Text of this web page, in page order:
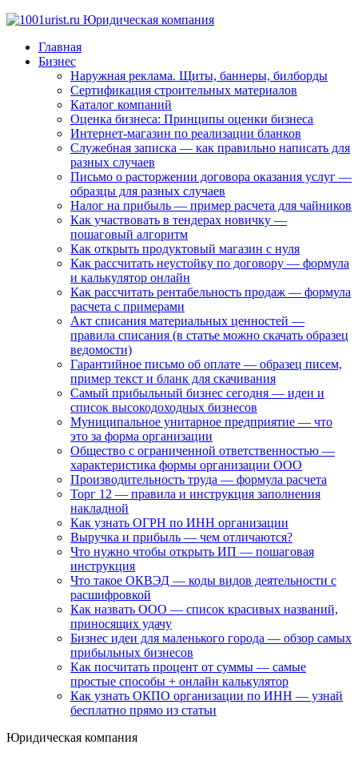
Главная
Бизнес
Наружная реклама. Щиты, баннеры, билборды
Сертификация строительных материалов
Каталог компаний
Оценка бизнеса: Принципы оценки бизнеса
Интернет-магазин по реализации бланков
Служебная записка — как правильно написать для
разных случаев
Письмо о расторжении договора оказания услуг —
образцы для разных случаев
Налог на прибыль — пример расчета для чайников
Как участвовать в тендерах новичку —
пошаговый алгоритм
Как открыть продуктовый магазин с нуля
Как рассчитать неустойку по договору — формула
и калькулятор онлайн
Как рассчитать рентабельность продаж — формула
расчета с примерами
Акт списания материальных ценностей —
правила списания (в статье можно скачать образец
ведомости)
Гарантийное письмо об оплате — образец писем,
пример текст и бланк для скачивания
Самый прибыльный бизнес сегодня — идеи и
список высокодоходных бизнесов
Муниципальное унитарное предприятие — что
это за форма организации
Общество с ограниченной ответственностью —
характеристика формы организации ООО
Производительность труда — формула расчета
Торг 12 — правила и инструкция заполнения
накладной
Как узнать ОГРН по ИНН организации
Выручка и прибыль — чем отличаются?
Что нужно чтобы открыть ИП — пошаговая
инструкция
Что такое ОКВЭД — коды видов деятельности с
расшифровкой
Как назвать ООО — список красивых названий,
приносящих удачу
Бизнес идеи для маленького города — обзор самых
прибыльных бизнесов
Как посчитать процент от суммы — самые
простые способы + онлайн калькулятор
Как узнать ОКПО организации по ИНН — узнай
бесплатно прямо из статьи
Юридическая компания